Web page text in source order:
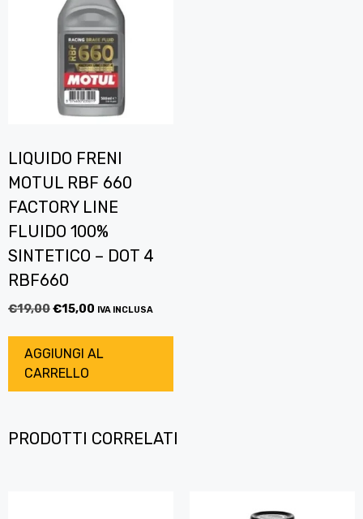
LIQUIDO FRENI
MOTUL RBF 660
FACTORY LINE
FLUIDO 100%
SINTETICO – DOT 4
RBF660
€19,00€15,00 IVA INCLUSA
AGGIUNGI AL
CARRELLO
PRODOTTI CORRELATI